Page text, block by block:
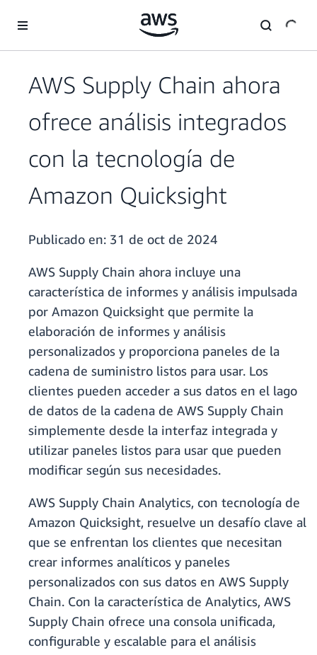
AWS Supply Chain ahora
ofrece análisis integrados
con la tecnología de
Amazon Quicksight
Publicado en: 31 de oct de 2024
AWS Supply Chain ahora incluye una
característica de informes y análisis impulsada
por Amazon Quicksight que permite la
elaboración de informes y análisis
personalizados y proporciona paneles de la
cadena de suministro listos para usar. Los
clientes pueden acceder a sus datos en el lago
de datos de la cadena de AWS Supply Chain
simplemente desde la interfaz integrada y
utilizar paneles listos para usar que pueden
modificar según sus necesidades.
AWS Supply Chain Analytics, con tecnología de
Amazon Quicksight, resuelve un desafío clave al
que se enfrentan los clientes que necesitan
crear informes analíticos y paneles
personalizados con sus datos en AWS Supply
Chain. Con la característica de Analytics, AWS
Supply Chain ofrece una consola unificada,
configurable y escalable para el análisis